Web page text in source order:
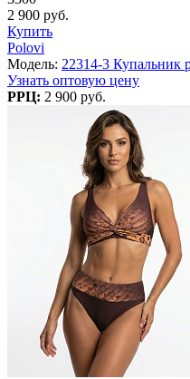
2 900 руб.
Купить
Polovi
Модель: 22314-3 Купальник
Узнать оптовую цену
РРЦ: 2 900 руб.